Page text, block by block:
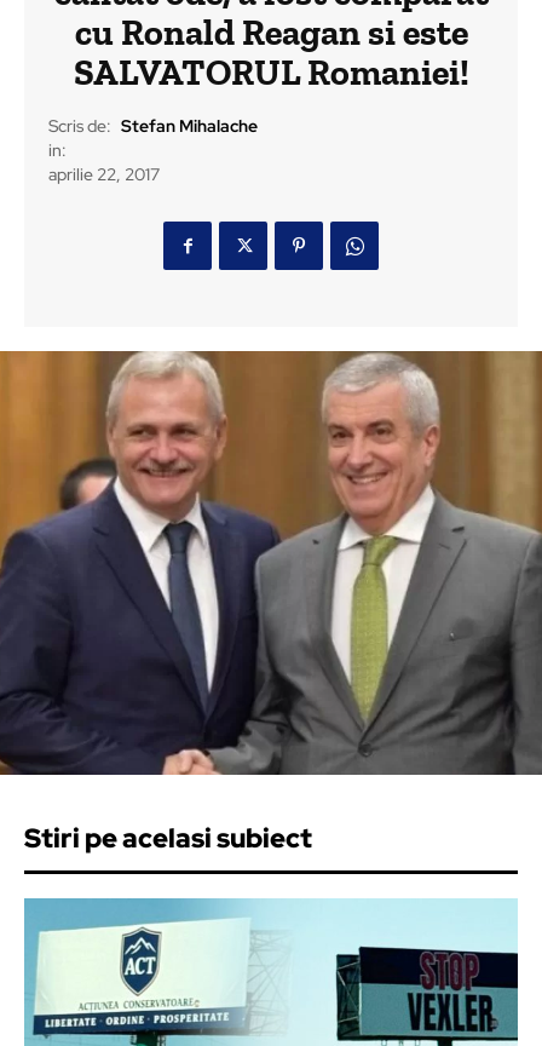
cu Ronald Reagan si este
SALVATORUL Romaniei!
Scris de: Stefan Mihalache
in:
aprilie 22, 2017
Stiri pe acelasi subiect